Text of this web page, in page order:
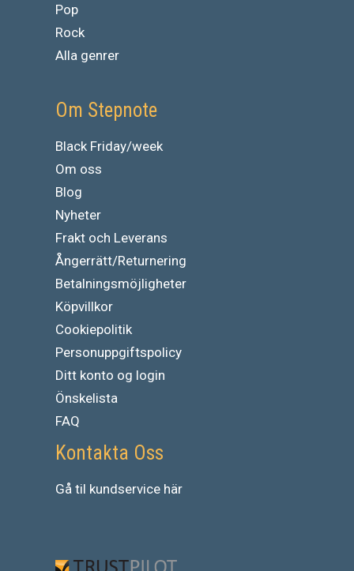
Pop
Rock
Alla genrer
Om Stepnote
Black Friday/week
Om oss
Blog
Nyheter
Frakt och Leverans
Ångerrätt/Returnering
Betalningsmöjligheter
Köpvillkor
Cookiepolitik
Personuppgiftspolicy
Ditt konto og login
Önskelista
FAQ
Kontakta Oss
Gå til kundservice här